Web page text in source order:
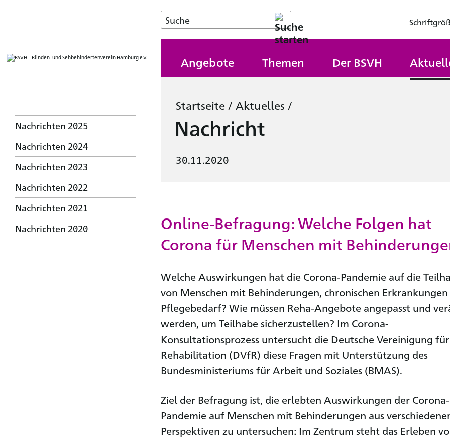
Angebote Themen Der BSVH
Nachrichten 2025
Nachrichten 2024
Nachrichten 2023
Nachrichten 2022
Nachrichten 2021
Nachrichten 2020
Startseite / Aktuelles /
Nachricht
30.11.2020
Online-Befragung: Welche Folgen hat
Corona für Menschen mit
Welche Auswirkungen hat die Corona-Pandemie auf die
von Menschen mit Behinderungen, chronischen
Pflegebedarf? Wie müssen Reha-Angebote angepasst und
werden, um Teilhabe sicherzustellen? Im Corona-
Konsultationsprozess untersucht die Deutsche Vereinigung für
Rehabilitation (DVfR) diese Fragen mit Unterstützung des
Bundesministeriums für Arbeit und Soziales (BMAS).
Ziel der Befragung ist, die erlebten Auswirkungen der Corona-
Pandemie auf Menschen mit Behinderungen aus
Perspektiven zu untersuchen: Im Zentrum steht das Erleben